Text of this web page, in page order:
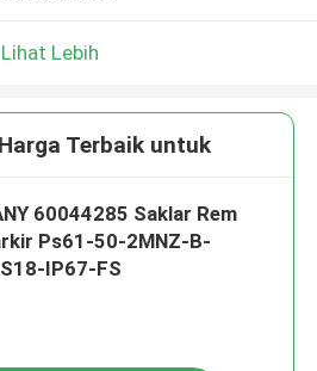
Lihat Lebih
Terbaik untuk
60044285 Saklar Rem
Ps61-50-2MNZ-B-
IP67-FS